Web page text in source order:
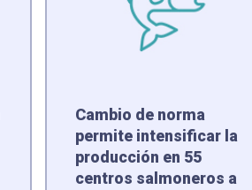
Cambio de norma
permite intensificar la
producción en 55
centros salmoneros a